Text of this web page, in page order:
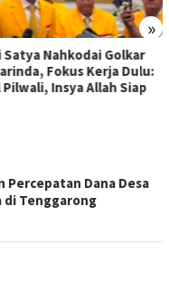
»
Satya Calon Tunggal
Golkar Samarinda,
Siap Digelar 8 Agustus
Percepatan Dana Desa
di Tenggarong